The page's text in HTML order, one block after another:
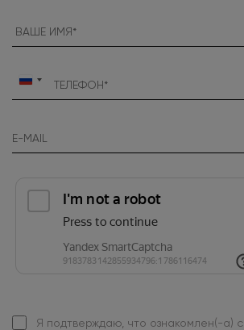
Россия
Я подтверждаю, что ознакомлен(-а) с